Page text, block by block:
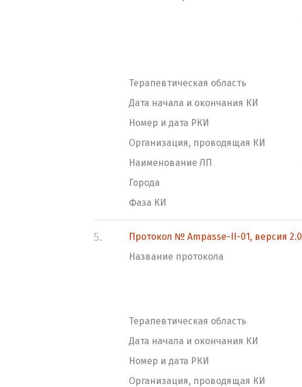
Терапевтическая область
Дата начала и окончания КИ
Номер и дата РКИ
Организация, проводящая КИ
Наименование ЛП
Города
Фаза КИ
5.
Протокол № Ampasse-II-01, версия 2.0
Название протокола
Терапевтическая область
Дата начала и окончания КИ
Номер и дата РКИ
Организация, проводящая КИ